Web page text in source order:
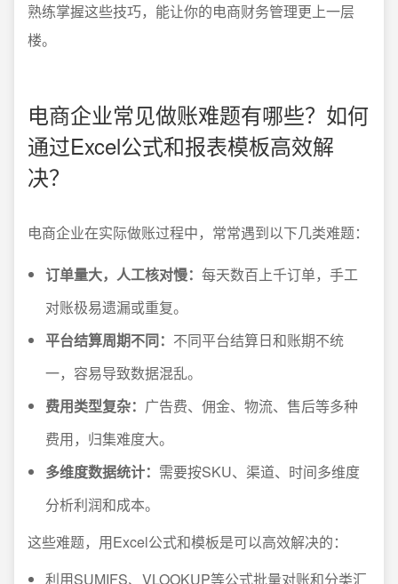
熟练掌握这些技巧，能让你的电商财务管理更上一层
楼。
电商企业常见做账难题有哪些？如何
通过Excel公式和报表模板高效解
决？
电商企业在实际做账过程中，常常遇到以下几类难题：
订单量大，人工核对慢： 每天数百上千订单，手工
对账极易遗漏或重复。
平台结算周期不同： 不同平台结算日和账期不统
一，容易导致数据混乱。
费用类型复杂： 广告费、佣金、物流、售后等多种
费用，归集难度大。
多维度数据统计： 需要按SKU、渠道、时间多维度
分析利润和成本。
这些难题，用Excel公式和模板是可以高效解决的：
利用SUMIFS、VLOOKUP等公式批量对账和分类汇